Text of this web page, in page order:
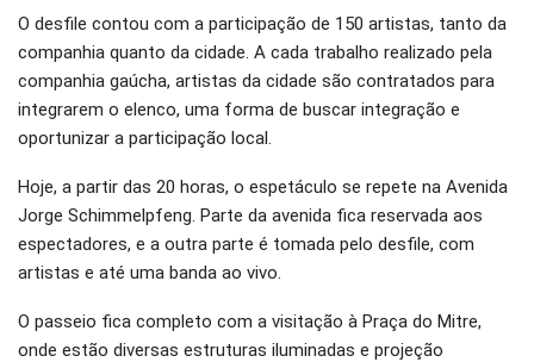
O desfile contou com a participação de 150 artistas, tanto da
companhia quanto da cidade. A cada trabalho realizado pela
companhia gaúcha, artistas da cidade são contratados para
integrarem o elenco, uma forma de buscar integração e
oportunizar a participação local.
Hoje, a partir das 20 horas, o espetáculo se repete na Avenida
Jorge Schimmelpfeng. Parte da avenida fica reservada aos
espectadores, e a outra parte é tomada pelo desfile, com
artistas e até uma banda ao vivo.
O passeio fica completo com a visitação à Praça do Mitre,
onde estão diversas estruturas iluminadas e projeção